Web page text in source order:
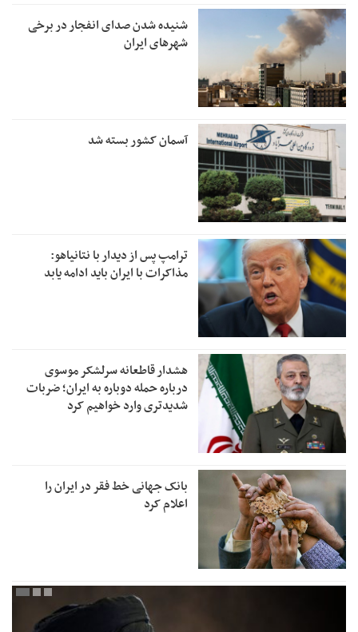
شنیده شدن صدای انفجار در برخی
شهرهای ایران
آسمان کشور بسته شد
ترامپ پس از دیدار با نتانیاهو:
مذاکرات با ایران باید ادامه یابد
هشدار قاطعانه سرلشکر موسوی
درباره حمله دوباره به ایران؛ ضربات
شدیدتری وارد خواهیم کرد
بانک جهانی خط فقر در ایران را
اعلام کرد